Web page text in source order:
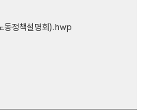
동정책설명회).hwp